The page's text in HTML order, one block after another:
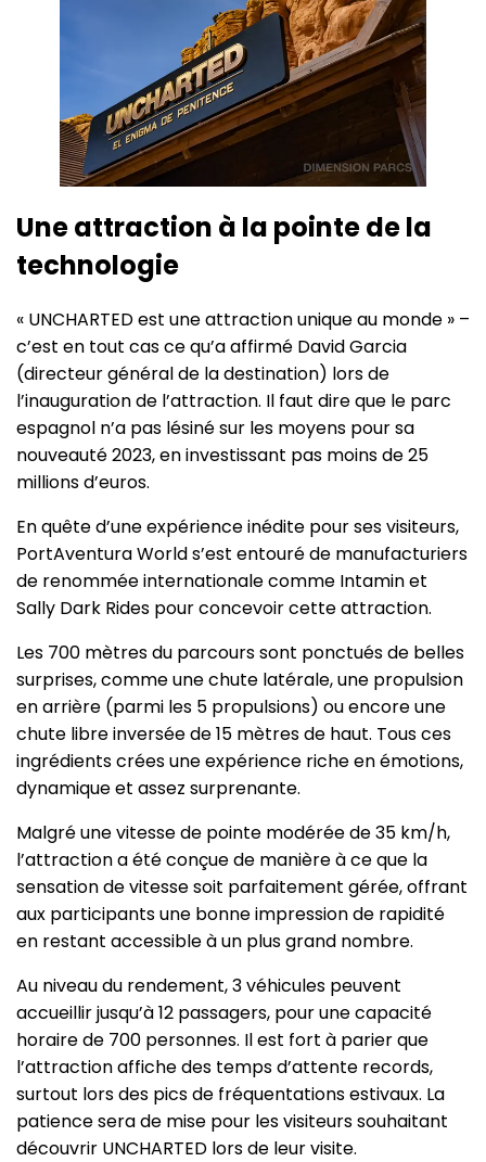
Une attraction à la pointe de la
technologie
« UNCHARTED est une attraction unique au monde » –
c’est en tout cas ce qu’a affirmé David Garcia
(directeur général de la destination) lors de
l’inauguration de l’attraction. Il faut dire que le parc
espagnol n’a pas lésiné sur les moyens pour sa
nouveauté 2023, en investissant pas moins de 25
millions d’euros.
En quête d’une expérience inédite pour ses visiteurs,
PortAventura World s’est entouré de manufacturiers
de renommée internationale comme Intamin et
Sally Dark Rides pour concevoir cette attraction.
Les 700 mètres du parcours sont ponctués de belles
surprises, comme une chute latérale, une propulsion
en arrière (parmi les 5 propulsions) ou encore une
chute libre inversée de 15 mètres de haut. Tous ces
ingrédients crées une expérience riche en émotions,
dynamique et assez surprenante.
Malgré une vitesse de pointe modérée de 35 km/h,
l’attraction a été conçue de manière à ce que la
sensation de vitesse soit parfaitement gérée, offrant
aux participants une bonne impression de rapidité
en restant accessible à un plus grand nombre.
Au niveau du rendement, 3 véhicules peuvent
accueillir jusqu’à 12 passagers, pour une capacité
horaire de 700 personnes. Il est fort à parier que
l’attraction affiche des temps d’attente records,
surtout lors des pics de fréquentations estivaux. La
patience sera de mise pour les visiteurs souhaitant
découvrir UNCHARTED lors de leur visite.